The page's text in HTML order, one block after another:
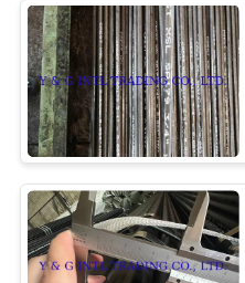
金属の合